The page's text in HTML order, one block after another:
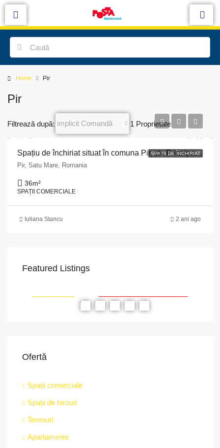
Home Pir
Pir
1 Proprietate
Filtrează după: implicit Comandă
SPAȚII DE ÎNCHIRIAT
Spațiu de închiriat situat în comuna Pir, str. Principală, nr. 205, județul Satu Mare
Pir, Satu Mare, Romania
36m²
SPAȚII COMERCIALE
Iuliana Stancu 2 ani ago
Featured Listings
PROPRIETATEA A FOST ÎNCHIRIATĂ
Ofertă
Spații comerciale
Spații de birouri
Terenuri
Apartamente